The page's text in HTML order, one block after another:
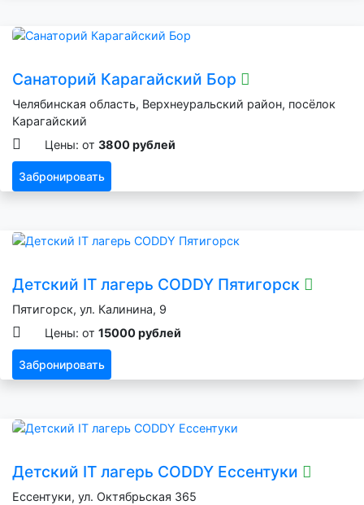
Санаторий Карагайский Бор
Челябинская область, Верхнеуральский район, посёлок
Карагайский
Цены: от 3800 рублей
Забронировать
Детский IT лагерь CODDY Пятигорск
Пятигорск, ул. Калинина, 9
Цены: от 15000 рублей
Забронировать
Детский IT лагерь CODDY Ессентуки
Ессентуки, ул. Октябрьская 365